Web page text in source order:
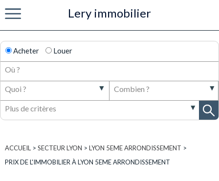
Lery immobilier
Acheter Louer
ACCUEIL > SECTEUR LYON > LYON 5EME ARRONDISSEMENT >
PRIX DE L'IMMOBILIER À LYON 5EME ARRONDISSEMENT